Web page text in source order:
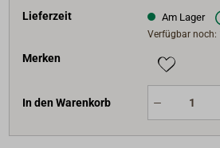
Lieferzeit Am Lager
Verfügbar noch:
Merken
In den Warenkorb